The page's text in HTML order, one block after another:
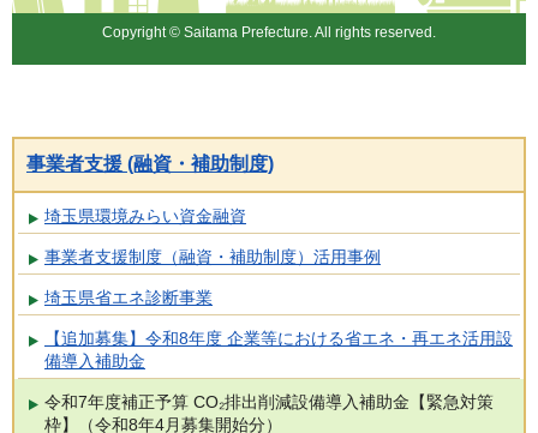
ち」
Copyright © Saitama Prefecture. All rights reserved.
事業者支援 (融資・補助制度)
埼玉県環境みらい資金融資
事業者支援制度（融資・補助制度）活用事例
埼玉県省エネ診断事業
【追加募集】令和8年度 企業等における省エネ・再エネ活用設
備導入補助金
令和7年度補正予算 CO₂排出削減設備導入補助金【緊急対策
枠】（令和8年4月募集開始分）